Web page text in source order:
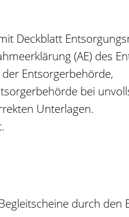
Deckblatt
(AE) des
Entsorgerbehörde,
bei
Unterlagen.
durch den